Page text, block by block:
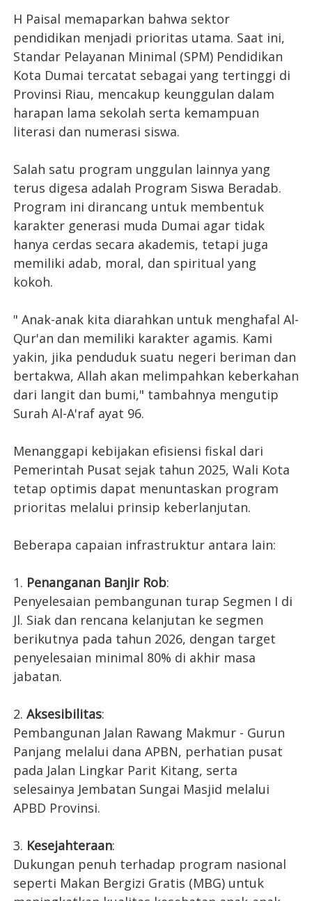
H Paisal memaparkan bahwa sektor
pendidikan menjadi prioritas utama. Saat ini,
Standar Pelayanan Minimal (SPM) Pendidikan
Kota Dumai tercatat sebagai yang tertinggi di
Provinsi Riau, mencakup keunggulan dalam
harapan lama sekolah serta kemampuan
literasi dan numerasi siswa.
Salah satu program unggulan lainnya yang
terus digesa adalah Program Siswa Beradab.
Program ini dirancang untuk membentuk
karakter generasi muda Dumai agar tidak
hanya cerdas secara akademis, tetapi juga
memiliki adab, moral, dan spiritual yang
kokoh.
" Anak-anak kita diarahkan untuk menghafal Al-
Qur'an dan memiliki karakter agamis. Kami
yakin, jika penduduk suatu negeri beriman dan
bertakwa, Allah akan melimpahkan keberkahan
dari langit dan bumi," tambahnya mengutip
Surah Al-A'raf ayat 96.
Menanggapi kebijakan efisiensi fiskal dari
Pemerintah Pusat sejak tahun 2025, Wali Kota
tetap optimis dapat menuntaskan program
prioritas melalui prinsip keberlanjutan.
Beberapa capaian infrastruktur antara lain:
1. Penanganan Banjir Rob:
Penyelesaian pembangunan turap Segmen I di
Jl. Siak dan rencana kelanjutan ke segmen
berikutnya pada tahun 2026, dengan target
penyelesaian minimal 80% di akhir masa
jabatan.
2. Aksesibilitas:
Pembangunan Jalan Rawang Makmur - Gurun
Panjang melalui dana APBN, perhatian pusat
pada Jalan Lingkar Parit Kitang, serta
selesainya Jembatan Sungai Masjid melalui
APBD Provinsi.
3. Kesejahteraan:
Dukungan penuh terhadap program nasional
seperti Makan Bergizi Gratis (MBG) untuk